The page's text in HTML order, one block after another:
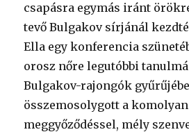
csapásra egymás iránt
tevő Bulgakov sírjánál
Ella egy konferencia
orosz nőre legutóbbi
Bulgakov-rajongók
összemosolygott a komolyan
meggyőződéssel, mély